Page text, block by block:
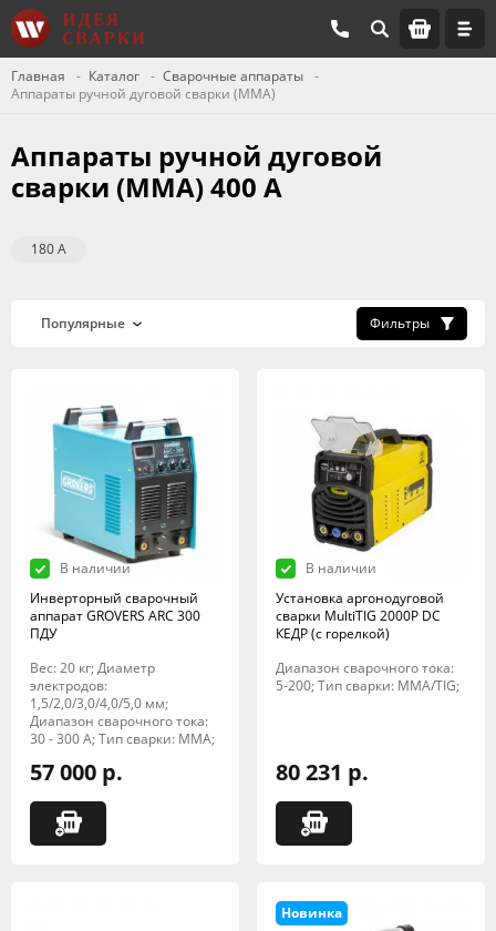
Главная Каталог
Сварочные аппараты
Аппараты ручной дуговой сварки (MMA)
Аппараты ручной дуговой
сварки (MMA) 400 А
180 А
Фильтры
В наличии
Инверторный сварочный
аппарат GROVERS ARC 300
ПДУ
Вес: 20 кг; Диаметр
электродов:
1,5/2,0/3,0/4,0/5,0 мм;
Диапазон сварочного тока:
30 - 300 А; Тип сварки: MMA;
57 000 р.
В наличии
Установка аргонодуговой
сварки MultiTIG 2000P DC
КЕДР (с горелкой)
Диапазон сварочного тока:
5-200; Тип сварки: MMA/TIG;
80 231 р.
Новинка